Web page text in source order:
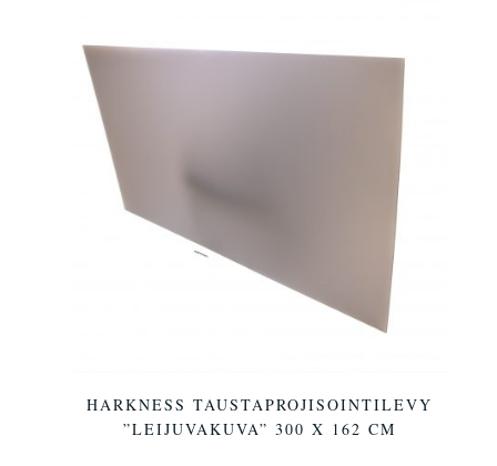
HARKNESS TAUSTAPROJISOINTILEVY
”LEIJUVAKUVA” 300 X 162 CM